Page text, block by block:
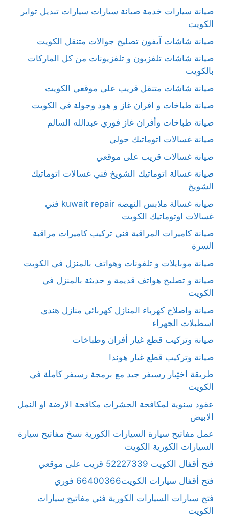
صيانة سيارات خدمة صيانة سيارات سيارات تبديل تواير
الكويت
صيانة شاشات آيفون تصليح جوالات متنقل الكويت
صيانة شاشات تلفزيون و تلفزيونات من كل الماركات
بالكويت
صيانة شاشات متنقل قريب على موقعي الكويت
صيانة طباخات و افران غاز و هود وجولة في الكويت
صيانة طباخات وأفران غاز فوري عبدالله السالم
صيانة غسالات اتوماتيك حولي
صيانة غسالات قريب على موقعي
صيانة غسالة اتوماتيك الشويخ فني غسالات اتوماتيك
الشويخ
صيانة غسالة ملابس النهضة kuwait repair فني
غسالات اوتوماتيك الكويت
صيانة كاميرات المراقبة فني تركيب كاميرات مراقبة
السرة
صيانة موبايلات و تلفونات وهواتف بالمنزل في الكويت
صيانة و تصليح هواتف قديمة و حديثة بالمنزل في
الكويت
صيانة واصلاح كهرباء المنازل كهربائي منازل هندي
اسطبلات الجهراء
صيانة وتركيب قطع غيار أفران وطباخات
صيانة وتركيب قطع غيار هوندا
طريقة اختِيار رسيفر جيد مع برمجة رسيفر كاملة في
الكويت
عقود سنوية لمكافحة الحشرات مكافحة الارضة او النمل
الابيض
عمل مفاتيح سيارة السيارات الكورية نسخ مفاتيح سيارة
السيارات الكورية الكويت
فتح أقفال الكويت 52227339 قريب على موقعي
فتح أقفال سيارات الكويت66400366 فوري
فتح سيارات السيارات الكورية فني مفاتيح سيارات
الكويت